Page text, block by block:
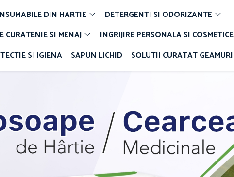
DIN HARTIE
DETERGENTI SI ODORIZANTE
CURATENIE SI MENAJ
INGRIJIRE PERSONALA SI COSMETICE
SI IGIENA
SAPUN LICHID SOLUTII CURATAT GEAMURI